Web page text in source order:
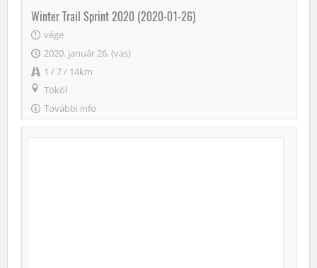
Winter Trail Sprint 2020 (2020-01-26)
vége
2020. január 26. (vas)
1 / 7 / 14km
Tököl
További info